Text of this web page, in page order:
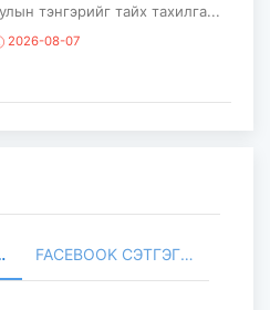
тэнгэрийг тайх тахилга...
2026-08-07
улсын монголч эрдэмтний
их хурал наймдугаар сарын...
(0) FACEBOOK СЭТГЭГДЭЛ (